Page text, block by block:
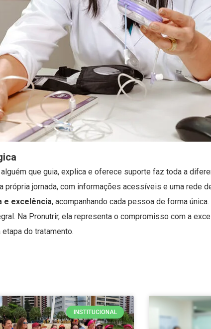
que guia, explica e oferece suporte faz toda a
jornada, com informações acessíveis e uma rede
e excelência, acompanhando cada pessoa de forma única.
Na Pronutrir, ela representa o compromisso com a
do tratamento.
INSTITUCIONAL